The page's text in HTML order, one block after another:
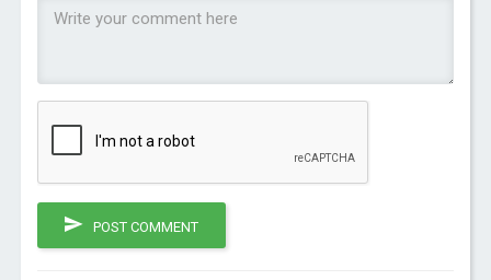
POST COMMENT